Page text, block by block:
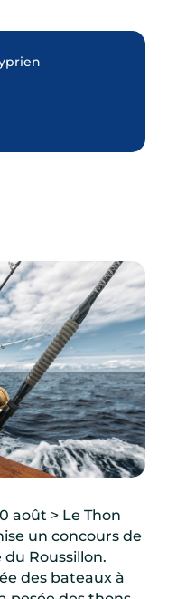
août > Le Thon
un concours de
du Roussillon.
des bateaux à